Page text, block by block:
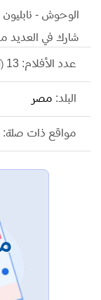
الوحوش -
شارك في العديد
فى طيبه و عرس
عدد الأفلام: 13
البلد: مصر
مواقع ذات صلة: